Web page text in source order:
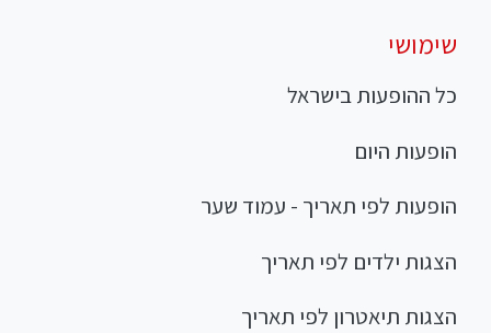
שימושי
כל ההופעות בישראל
הופעות היום
הופעות לפי תאריך - עמוד שער
הצגות ילדים לפי תאריך
הצגות תיאטרון לפי תאריך